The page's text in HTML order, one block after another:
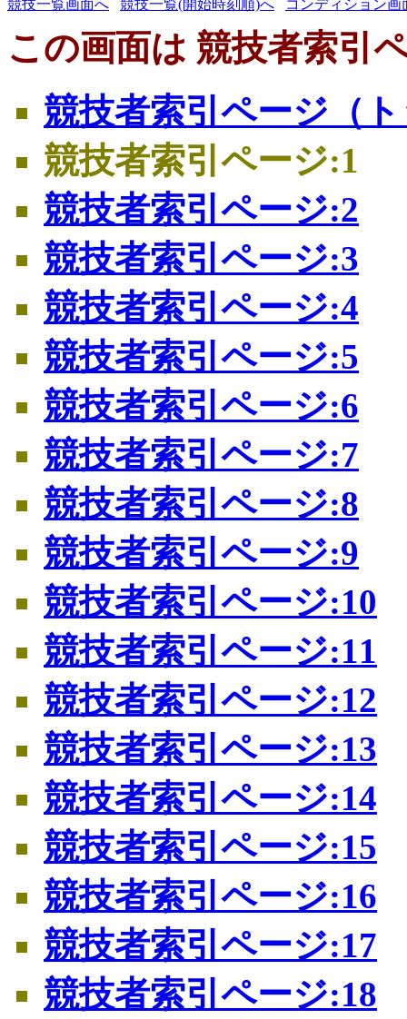
競技一覧画面へ 競技一覧(開始時刻順)へ コンディション画
この画面は 競技者索引
競技者索引ページ（
競技者索引ページ:1
競技者索引ページ:2
競技者索引ページ:3
競技者索引ページ:4
競技者索引ページ:5
競技者索引ページ:6
競技者索引ページ:7
競技者索引ページ:8
競技者索引ページ:9
競技者索引ページ:10
競技者索引ページ:11
競技者索引ページ:12
競技者索引ページ:13
競技者索引ページ:14
競技者索引ページ:15
競技者索引ページ:16
競技者索引ページ:17
競技者索引ページ:18